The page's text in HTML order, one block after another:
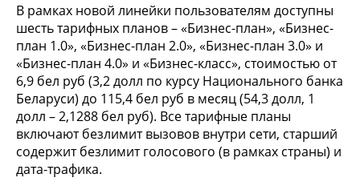
В рамках новой линейки пользователям доступны
шесть тарифных планов – «Бизнес-план», «Бизнес-
план 1.0», «Бизнес-план 2.0», «Бизнес-план 3.0» и
«Бизнес-план 4.0» и «Бизнес-класс», стоимостью от
6,9 бел руб (3,2 долл по курсу Национального банка
Беларуси) до 115,4 бел руб в месяц (54,3 долл, 1
долл – 2,1288 бел руб). Все тарифные планы
включают безлимит вызовов внутри сети, старший
содержит безлимит голосового (в рамках страны) и
дата-трафика.